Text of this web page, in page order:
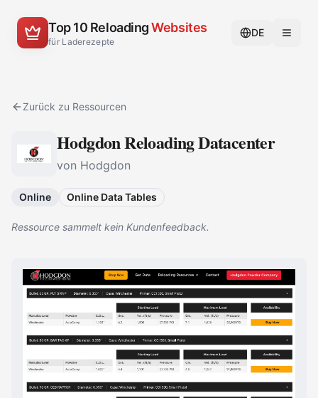
Top 10 ReloadingWebsites
für Laderezepte
DE
Zurück zu Ressourcen
Hodgdon Reloading Datacenter
von Hodgdon
Online Online Data Tables
Ressource sammelt kein Kundenfeedback.